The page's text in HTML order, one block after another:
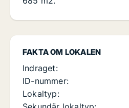
FAKTA OM LOKALEN
Indraget:
ID-nummer:
Lokaltyp: